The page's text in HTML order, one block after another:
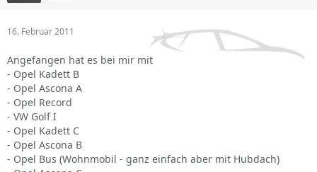
16. Februar 2011
Angefangen hat es bei mir mit
- Opel Kadett B
- Opel Ascona A
- Opel Record
- VW Golf I
- Opel Kadett C
- Opel Ascona B
- Opel Bus (Wohnmobil - ganz einfach aber mit Hubdach)